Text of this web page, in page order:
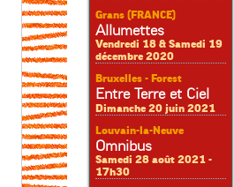
Grans (FRANCE)
Allumettes
Vendredi 18 & Samedi 19
décembre 2020
Bruxelles - Forest
Entre Terre et Ciel
Dimanche 20 juin 2021
Louvain-la-Neuve
Omnibus
Samedi 28 août 2021 -
17h30